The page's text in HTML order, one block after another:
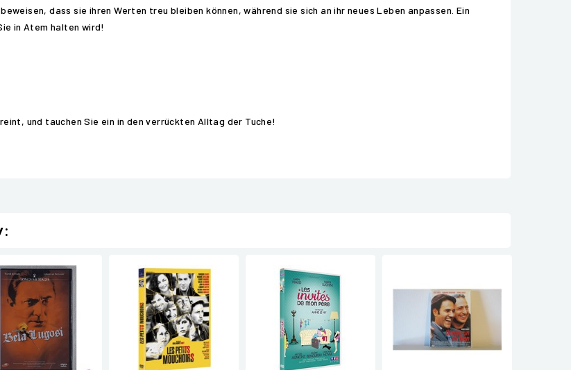
dass sie ihren Werten treu bleiben können, während sie sich an ihr neues Leben anpassen. Ein
in Atem halten wird!
und tauchen Sie ein in den verrückten Alltag der Tuche!